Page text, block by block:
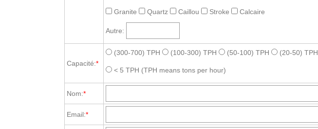
Granite Quartz Caillou Stroke Calcaire
Autre:
Capacité:*
(300-700) TPH (100-300) TPH (50-100) TPH (20-50) TPH
< 5 TPH (TPH means tons per hour)
Nom:*
Email:*